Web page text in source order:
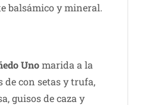
balsámico y mineral.
Unomarida a la
de con setas y trufa,
guisos de caza y